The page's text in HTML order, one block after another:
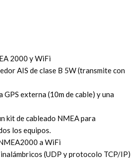
2000 y WiFi
AIS de clase B 5W (transmite con
GPS externa (10m de cable) y una
kit de cableado NMEA para
los equipos.
a WiFi
(UDP y protocolo TCP/IP)